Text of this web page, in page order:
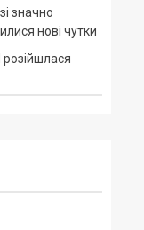
значно
нові чутки
розійшлася